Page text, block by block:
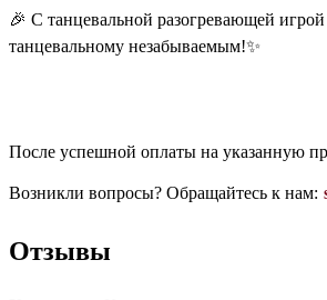
🎉 С танцевальной разогревающей
танцевальному незабываемым!✨
После успешной оплаты на указанную
Возникли вопросы? Обращайтесь к нам:
Отзывы